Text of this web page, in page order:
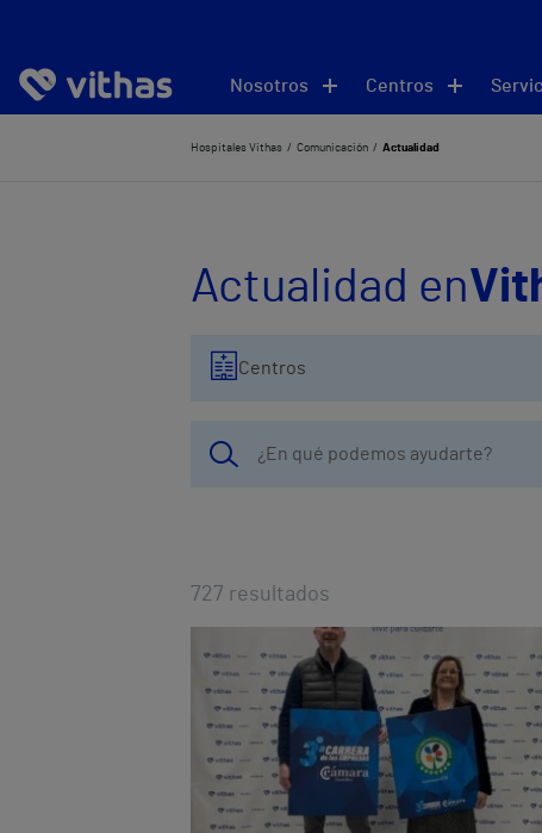
Nosotros Centros
Hospitales Vithas Comunicación Actualidad
Actualidad en
Centros
727 resultados